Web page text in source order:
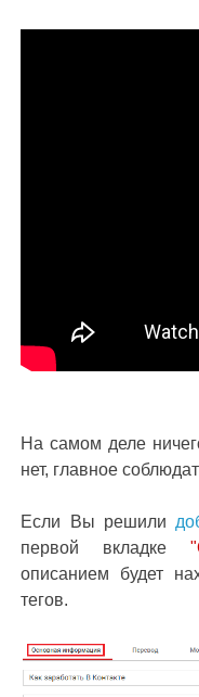
На самом деле
нет, главное
Если Вы решили
первой вкладке
описанием будет
тегов.